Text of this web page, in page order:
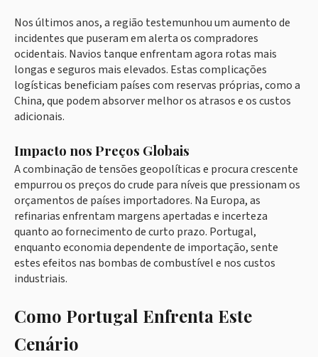
Nos últimos anos, a região testemunhou um aumento de
incidentes que puseram em alerta os compradores
ocidentais. Navios tanque enfrentam agora rotas mais
longas e seguros mais elevados. Estas complicações
logísticas beneficiam países com reservas próprias, como a
China, que podem absorver melhor os atrasos e os custos
adicionais.
Impacto nos Preços Globais
A combinação de tensões geopolíticas e procura crescente
empurrou os preços do crude para níveis que pressionam os
orçamentos de países importadores. Na Europa, as
refinarias enfrentam margens apertadas e incerteza
quanto ao fornecimento de curto prazo. Portugal,
enquanto economia dependente de importação, sente
estes efeitos nas bombas de combustível e nos custos
industriais.
Como Portugal Enfrenta Este
Cenário